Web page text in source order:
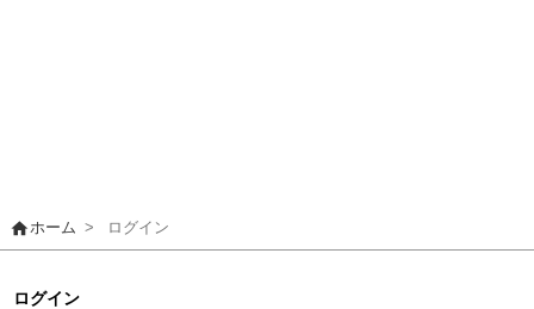
homeホーム > ログイン
ログイン